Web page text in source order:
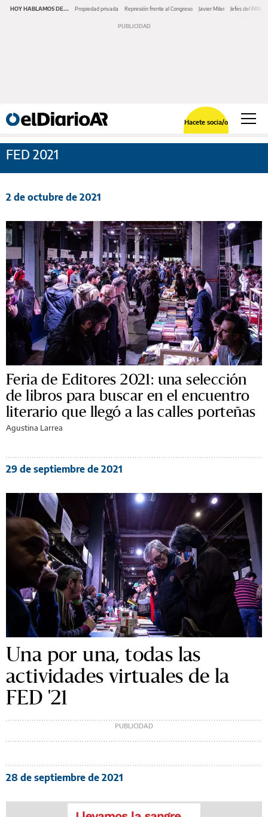
HOY HABLAMOS DE... Propiedad privada Represión frente al Congreso Javier Milei Jefes del PAMI
Hacete socia/o
FED 2021
2 de octubre de 2021
Feria de Editores 2021: una selección
de libros para buscar en el encuentro
literario que llegó a las calles porteñas
Agustina Larrea
29 de septiembre de 2021
Una por una, todas las
actividades virtuales de la
FED '21
28 de septiembre de 2021